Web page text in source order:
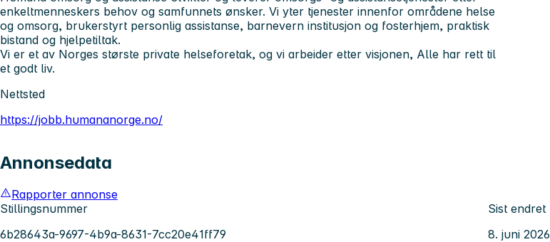
enkeltmenneskers behov og samfunnets ønsker. Vi yter tjenester innenfor områdene helse
og omsorg, brukerstyrt personlig assistanse, barnevern institusjon og fosterhjem, praktisk
bistand og hjelpetiltak.
Vi er et av Norges største private helseforetak, og vi arbeider etter visjonen, Alle har rett til
et godt liv.
Nettsted
https://jobb.humananorge.no/
Annonsedata
Rapporter annonse
Stillingsnummer
6b28643a-9697-4b9a-8631-7cc20e41ff79
Sist endret
8. juni 2026